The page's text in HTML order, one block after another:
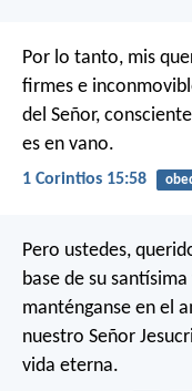
Por lo tanto, mis
firmes e
del Señor,
es en vano.
1 Corintios 15:58
Pero ustedes,
base de su
manténganse en el
nuestro Señor
vida eterna.